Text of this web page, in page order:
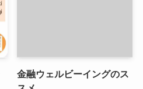
金融ウェルビーイングのス